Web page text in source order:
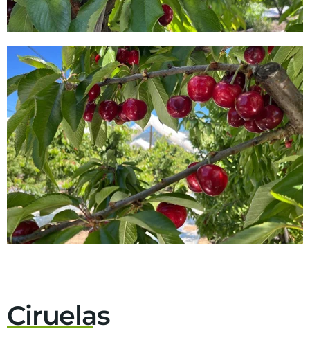
Ciruelas